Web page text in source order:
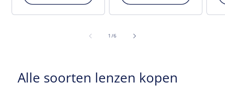
1 /van
6
Alle soorten lenzen kopen